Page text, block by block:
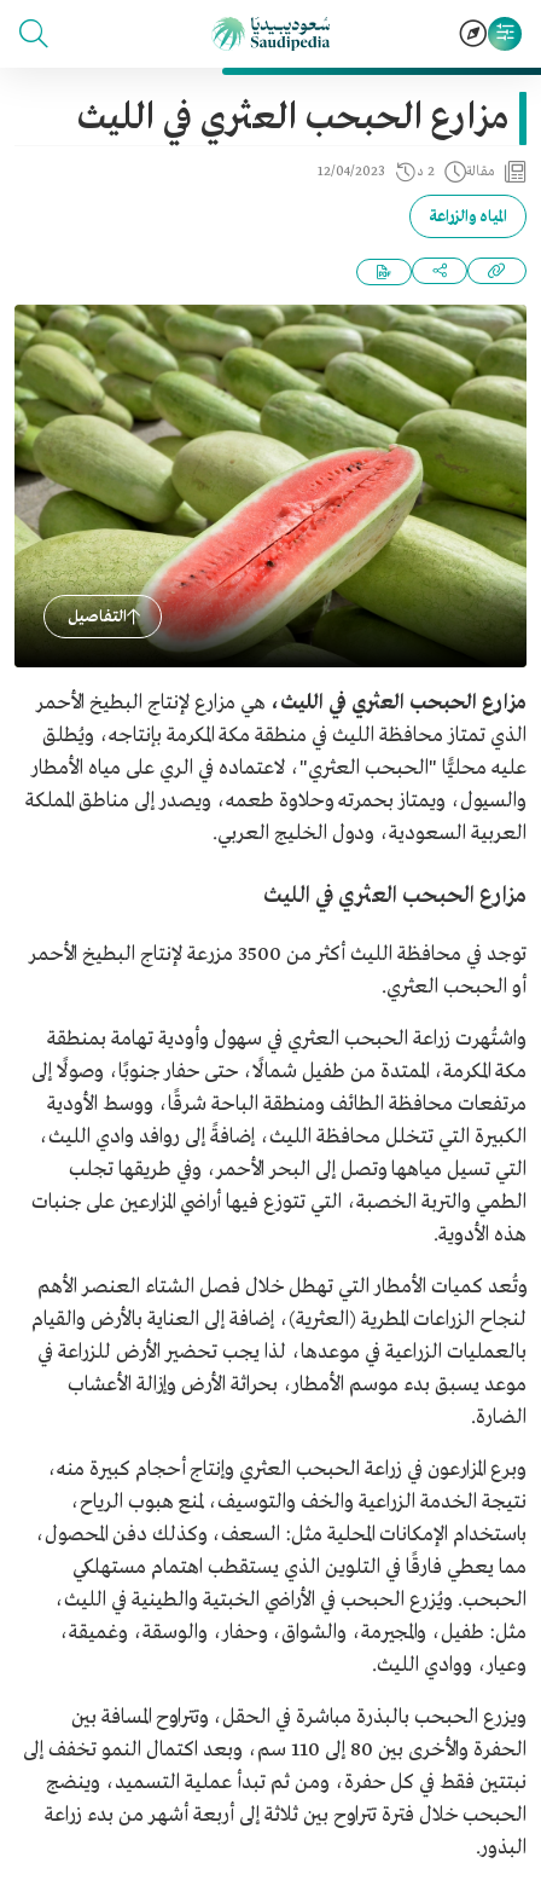
مزارع الحبحب العثري في الليث
مقالة 2 د 12/04/2023
المياه والزراعة
التفاصيل
مزارع الحبحب العثري في الليث، هي مزارع لإنتاج البطيخ الأحمر
الذي تمتاز محافظة الليث في منطقة مكة المكرمة بإنتاجه، ويُطلق
عليه محليًّا "الحبحب العثري"، لاعتماده في الري على مياه الأمطار
والسيول، ويمتاز بحمرته وحلاوة طعمه، ويصدر إلى مناطق المملكة
العربية السعودية، ودول الخليج العربي.
مزارع الحبحب العثري في الليث
توجد في محافظة الليث أكثر من 3500 مزرعة لإنتاج البطيخ الأحمر
أو الحبحب العثري.
واشتُهرت زراعة الحبحب العثري في سهول وأودية تهامة بمنطقة
مكة المكرمة، الممتدة من طفيل شمالًا، حتى حفار جنوبًا، وصولًا إلى
مرتفعات محافظة الطائف ومنطقة الباحة شرقًا، ووسط الأودية
الكبيرة التي تتخلل محافظة الليث، إضافةً إلى روافد وادي الليث،
التي تسيل مياهها وتصل إلى البحر الأحمر، وفي طريقها تجلب
الطمي والتربة الخصبة، التي تتوزع فيها أراضي المزارعين على جنبات
هذه الأدوية.
وتُعد كميات الأمطار التي تهطل خلال فصل الشتاء العنصر الأهم
لنجاح الزراعات المطرية (العثرية)، إضافة إلى العناية بالأرض والقيام
بالعمليات الزراعية في موعدها، لذا يجب تحضير الأرض للزراعة في
موعد يسبق بدء موسم الأمطار، بحراثة الأرض وإزالة الأعشاب
الضارة.
وبرع المزارعون في زراعة الحبحب العثري وإنتاج أحجام كبيرة منه،
نتيجة الخدمة الزراعية والخف والتوسيف، لمنع هبوب الرياح،
باستخدام الإمكانات المحلية مثل: السعف، وكذلك دفن المحصول،
مما يعطي فارقًا في التلوين الذي يستقطب اهتمام مستهلكي
الحبحب. ويُزرع الحبحب في الأراضي الخبتية والطينية في الليث،
مثل: طفيل، والمجيرمة، والشواق، وحفار، والوسقة، وغميقة،
وعيار، ووادي الليث.
ويزرع الحبحب بالبذرة مباشرة في الحقل، وتتراوح المسافة بين
الحفرة والأخرى بين 80 إلى 110 سم، وبعد اكتمال النمو تخفف إلى
نبتتين فقط في كل حفرة، ومن ثم تبدأ عملية التسميد، وينضج
الحبحب خلال فترة تتراوح بين ثلاثة إلى أربعة أشهر من بدء زراعة
البذور.